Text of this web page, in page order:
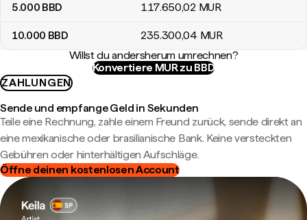
5.000 BBD 117.650,02 MUR
10.000 BBD 235.300,04 MUR
Willst du andersherum umrechnen?
Konvertiere MUR zu BBD
ZAHLUNGEN
Sende und empfange Geld in Sekunden
Teile eine Rechnung, zahle einem Freund zurück, sende direkt an
eine mexikanische oder brasilianische Bank. Keine versteckten
Gebühren oder hinterhältigen Aufschläge.
Öffne deinen kostenlosen Account